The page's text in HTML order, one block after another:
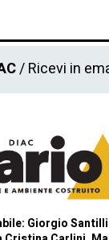
/ Ricevi in
Giorgio Santilli